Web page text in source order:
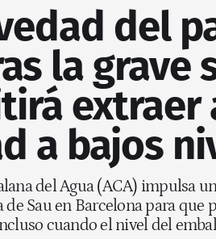
del
la grave
extraer
a bajos
del Agua (ACA) impulsa
de Sau en Barcelona para
cuando el nivel del